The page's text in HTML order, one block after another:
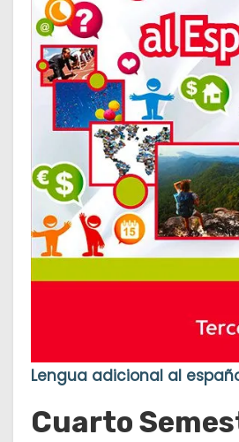
Lengua adicional al
Cuarto